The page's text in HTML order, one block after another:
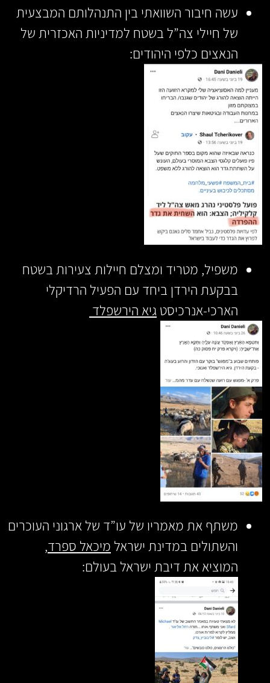
עשה חיבור השוואתי בין התנהלותם המבצעית
של חיילי צה”ל בשטח למדיניות האכזרית של
הנאצים כלפי היהודים:
משפיל, מטריד ומצלם חיילות צעירות בשטח
בבקעת הירדן ביחד עם הפעיל הרדיקלי
הארכי-אנרכיסט גיא הירשפלד
משתף את מאמריו של עו”ד של ארגוני העוכרים
והשתולים במדינת ישראל מיכאל ספרד,
המוציא את דיבת ישראל בעולם: